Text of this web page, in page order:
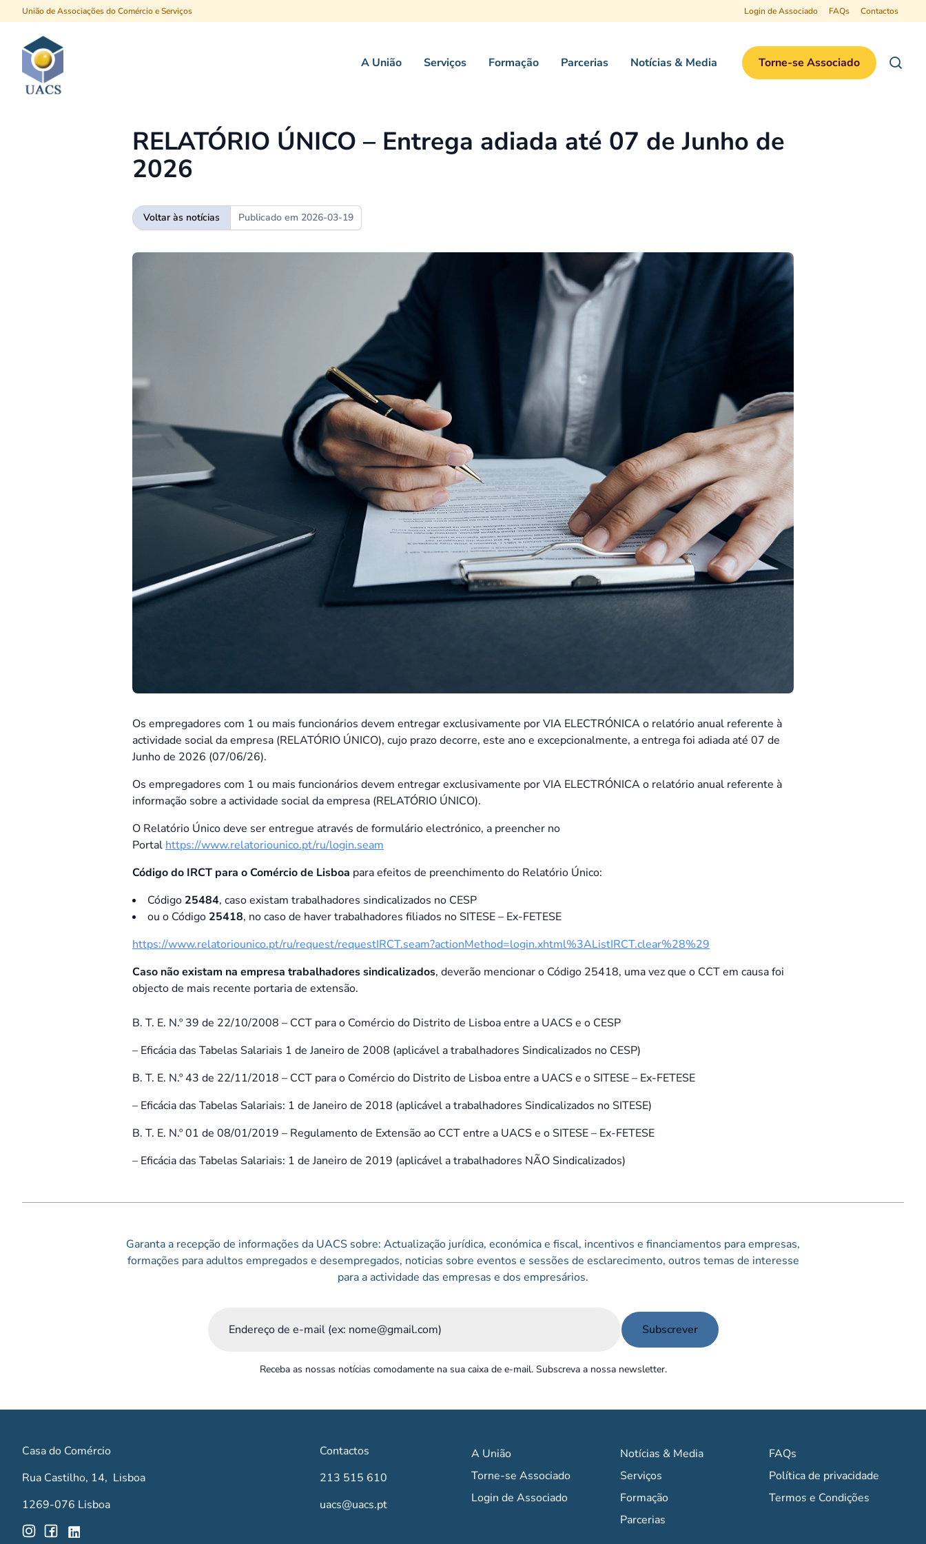
União de Associações do Comércio e Serviços Login de Associado FAQs Contactos
A União Serviços Formação Parcerias Notícias & Media Torne-se Associado
RELATÓRIO ÚNICO – Entrega adiada até 07 de Junho de
2026
Voltar às notícias Publicado em 2026-03-19
Os empregadores com 1 ou mais funcionários devem entregar exclusivamente por VIA ELECTRÓNICA o relatório anual referente à
actividade social da empresa (RELATÓRIO ÚNICO), cujo prazo decorre, este ano e excepcionalmente, a entrega foi adiada até 07 de
Junho de 2026 (07/06/26).
Os empregadores com 1 ou mais funcionários devem entregar exclusivamente por VIA ELECTRÓNICA o relatório anual referente à
informação sobre a actividade social da empresa (RELATÓRIO ÚNICO).
O Relatório Único deve ser entregue através de formulário electrónico, a preencher no
Portal https://www.relatoriounico.pt/ru/login.seam
Código do IRCT para o Comércio de Lisboa para efeitos de preenchimento do Relatório Único:
Código 25484, caso existam trabalhadores sindicalizados no CESP
ou o Código 25418, no caso de haver trabalhadores filiados no SITESE – Ex-FETESE
https://www.relatoriounico.pt/ru/request/requestIRCT.seam?actionMethod=login.xhtml%3AListIRCT.clear%28%29
Caso não existam na empresa trabalhadores sindicalizados, deverão mencionar o Código 25418, uma vez que o CCT em causa foi
objecto de mais recente portaria de extensão.
B. T. E. N.º 39 de 22/10/2008 – CCT para o Comércio do Distrito de Lisboa entre a UACS e o CESP
– Eficácia das Tabelas Salariais 1 de Janeiro de 2008 (aplicável a trabalhadores Sindicalizados no CESP)
B. T. E. N.º 43 de 22/11/2018 – CCT para o Comércio do Distrito de Lisboa entre a UACS e o SITESE – Ex-FETESE
– Eficácia das Tabelas Salariais: 1 de Janeiro de 2018 (aplicável a trabalhadores Sindicalizados no SITESE)
B. T. E. N.º 01 de 08/01/2019 – Regulamento de Extensão ao CCT entre a UACS e o SITESE – Ex-FETESE
– Eficácia das Tabelas Salariais: 1 de Janeiro de 2019 (aplicável a trabalhadores NÃO Sindicalizados)
Garanta a recepção de informações da UACS sobre: Actualização jurídica, económica e fiscal, incentivos e financiamentos para empresas,
formações para adultos empregados e desempregados, noticias sobre eventos e sessões de esclarecimento, outros temas de interesse
para a actividade das empresas e dos empresários.
Receba as nossas notícias comodamente na sua caixa de e-mail. Subscreva a nossa newsletter.
Casa do Comércio
Rua Castilho, 14, Lisboa
1269-076 Lisboa
Contactos
213 515 610
uacs@uacs.pt
A União
Torne-se Associado
Login de Associado
Notícias & Media
Serviços
Formação
Parcerias
FAQs
Política de privacidade
Termos e Condições